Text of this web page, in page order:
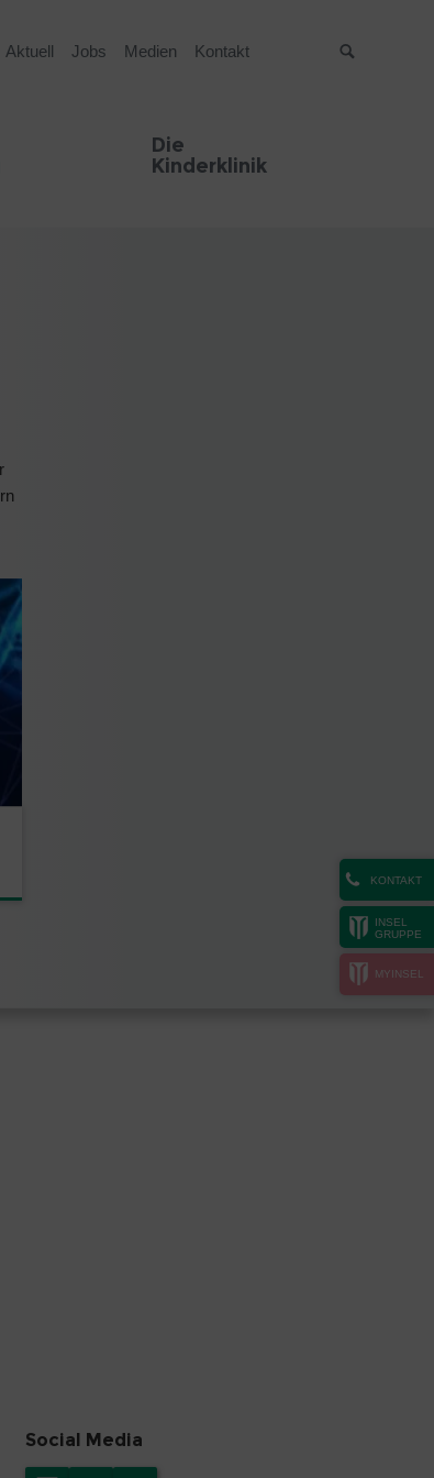
Aktuell Jobs Medien Kontakt
Die
Kinderklinik
KONTAKT
INSEL
GRUPPE
MYINSEL
Social Media